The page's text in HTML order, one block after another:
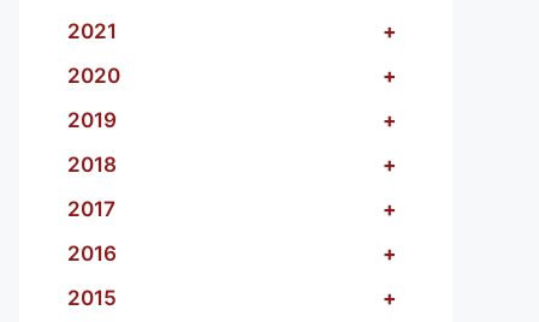
2021
+
2020
+
2019
+
2018
+
2017
+
2016
+
2015
+